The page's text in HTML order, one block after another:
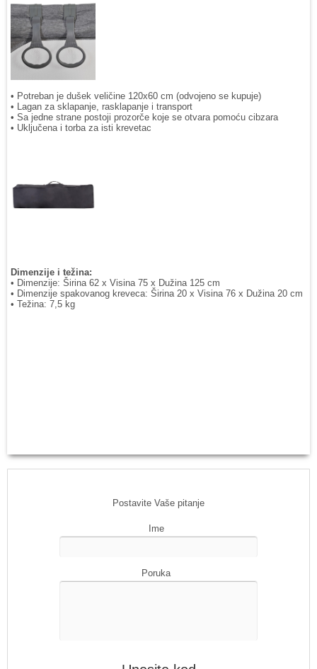
• Potreban je dušek veličine 120x60 cm (odvojeno se kupuje)
• Lagan za sklapanje, rasklapanje i transport
• Sa jedne strane postoji prozorče koje se otvara pomoću cibzara
• Uključena i torba za isti krevetac
Dimenzije i težina:
• Dimenzije: Širina 62 x Visina 75 x Dužina 125 cm
• Dimenzije spakovanog kreveca: Širina 20 x Visina 76 x Dužina 20 cm
• Težina: 7,5 kg
Postavite Vaše pitanje
Ime
Poruka